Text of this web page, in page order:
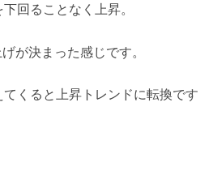
回ることなく上昇。
が決まった感じです。
くると上昇トレンドに転換です